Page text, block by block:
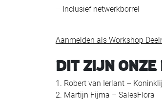
– Inclusief netwerkborrel
Aanmelden als Workshop
DIT ZIJN ONZE
1. Robert van Ierlant –
2. Martijn Fijma – SalesFlora